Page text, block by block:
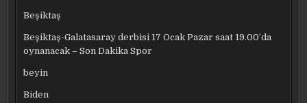
Beşiktaş
Beşiktaş-Galatasaray derbisi 17 Ocak Pazar saat 19.00’da
oynanacak – Son Dakika Spor
beyin
Biden